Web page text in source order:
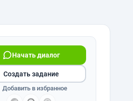
Начать диалог
Создать задание
Добавить в избранное